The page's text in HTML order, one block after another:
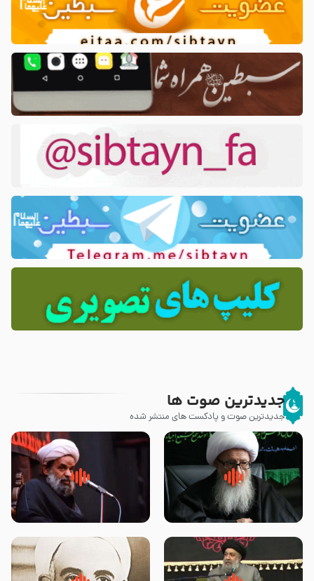
جدیدترین صوت ها
جدیدترین صوت و پادکست های منتشر شده
زوّار اربعین امام حسین (علیه
السلام) با این اشتیاق به زیارت
روضه جانسوز پاره های جگر امام
حسن مجتبی علیه السلام-حجت